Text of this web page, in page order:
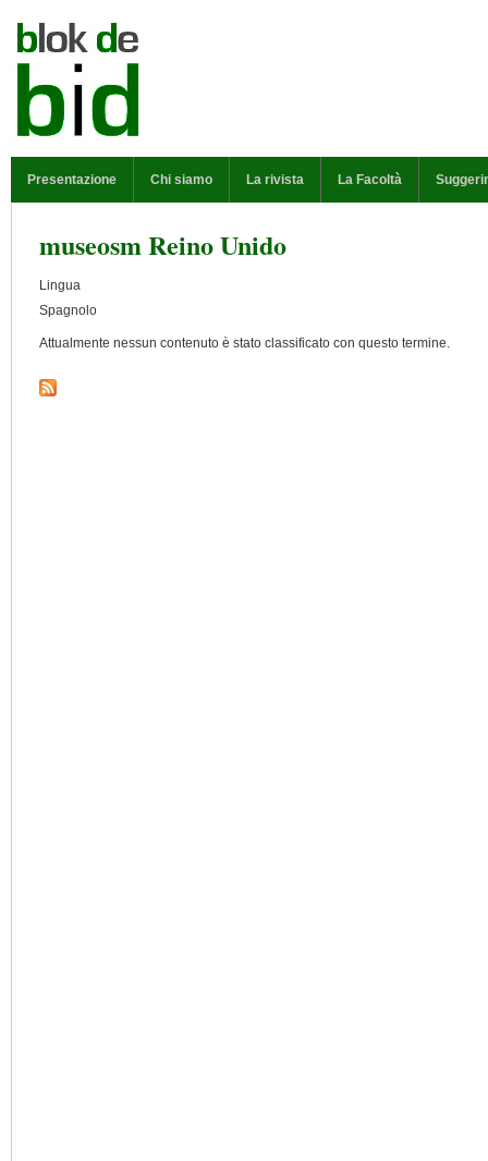
Presentazione Chi siamo La rivista La Facoltà
museosm Reino Unido
Lingua
Spagnolo
Attualmente nessun contenuto è stato classificato con questo termine.